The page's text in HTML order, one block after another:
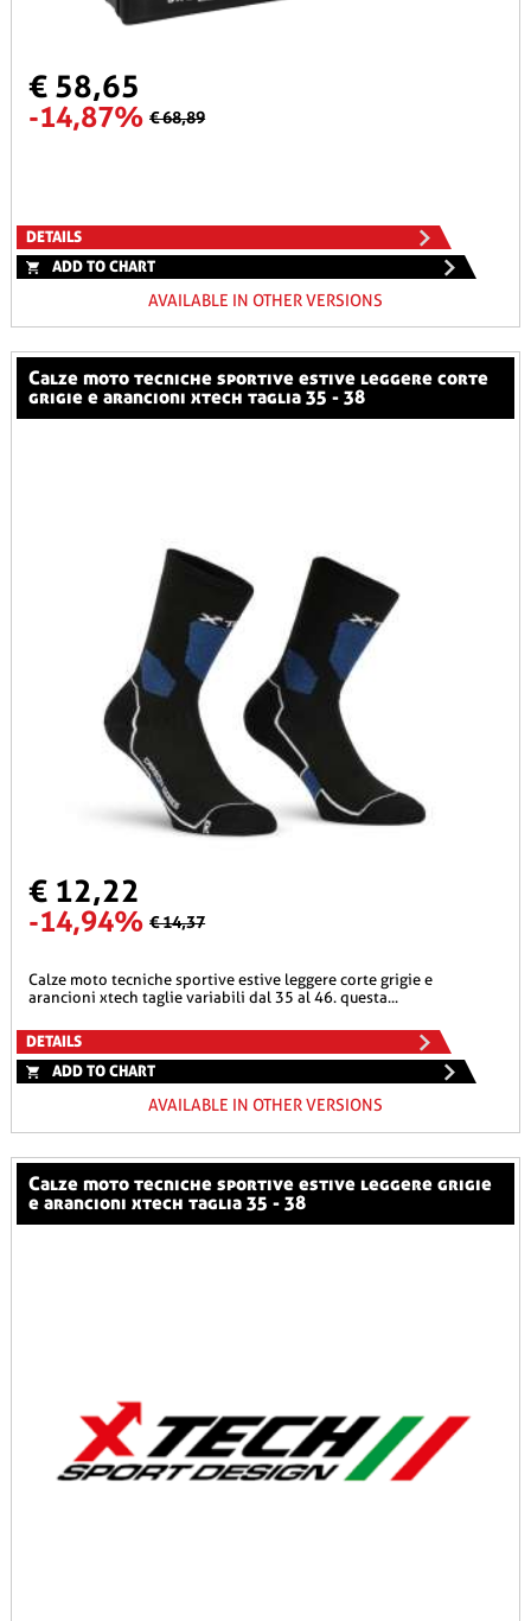
€ 58,65
-14,87% € 68,89
DETAILS
ADD TO CHART
AVAILABLE IN OTHER VERSIONS
calze moto tecniche sportive estive leggere corte
grigie e arancioni xtech taglia 35 - 38
€ 12,22
-14,94% € 14,37
calze moto tecniche sportive estive leggere corte grigie e
arancioni xtech taglie variabili dal 35 al 46. questa...
DETAILS
ADD TO CHART
AVAILABLE IN OTHER VERSIONS
calze moto tecniche sportive estive leggere grigie
e arancioni xtech taglia 35 - 38